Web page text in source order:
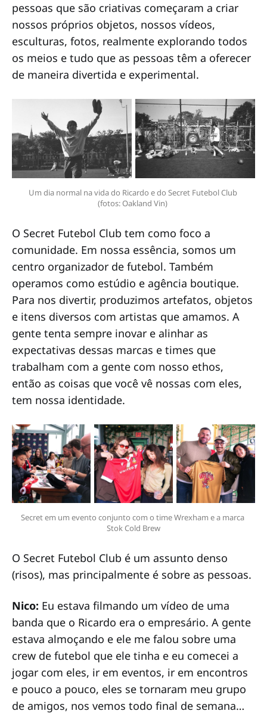
pessoas que são criativas começaram a criar
nossos próprios objetos, nossos vídeos,
esculturas, fotos, realmente explorando todos
os meios e tudo que as pessoas têm a oferecer
de maneira divertida e experimental.
Um dia normal na vida do Ricardo e do Secret Futebol Club
(fotos: Oakland Vin)
O Secret Futebol Club tem como foco a
comunidade. Em nossa essência, somos um
centro organizador de futebol. Também
operamos como estúdio e agência boutique.
Para nos divertir, produzimos artefatos, objetos
e itens diversos com artistas que amamos. A
gente tenta sempre inovar e alinhar as
expectativas dessas marcas e times que
trabalham com a gente com nosso ethos,
então as coisas que você vê nossas com eles,
tem nossa identidade.
Secret em um evento conjunto com o time Wrexham e a marca
Stok Cold Brew
O Secret Futebol Club é um assunto denso
(risos), mas principalmente é sobre as pessoas.
Nico: Eu estava filmando um vídeo de uma
banda que o Ricardo era o empresário. A gente
estava almoçando e ele me falou sobre uma
crew de futebol que ele tinha e eu comecei a
jogar com eles, ir em eventos, ir em encontros
e pouco a pouco, eles se tornaram meu grupo
de amigos, nos vemos todo final de semana…